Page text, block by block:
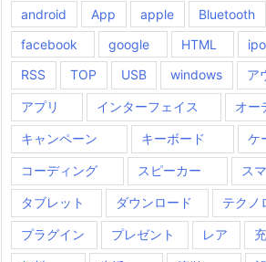
android App apple Bluetooth
facebook
google HTML
RSS
TOP USB windows ア
アプリ インターフェイス オー
キャンペーン キーボード ケ
コーディング スピーカー ス
タブレット ダウンロード テクノ
プラグイン プレゼント レア